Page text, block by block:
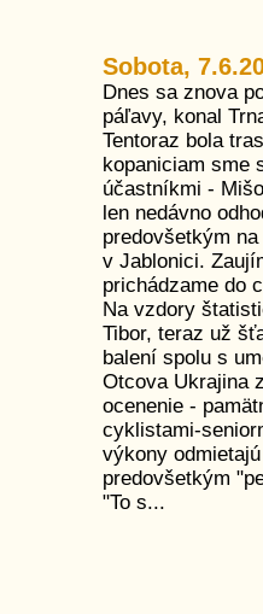
Sobota,
Dnes sa znova
páľavy, konal
Tentoraz bola
kopaniciam sme
účastníkmi -
len nedávno
predovšetkým
v Jablonici.
prichádzame do
Na vzdory
Tibor, teraz už
balení spolu s
Otcova Ukrajina
ocenenie -
cyklistami-
výkony
predovšetkým
"To s...